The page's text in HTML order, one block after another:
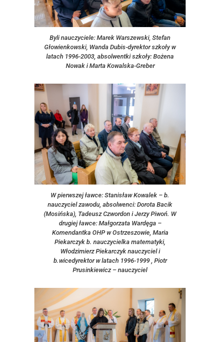
Byli nauczyciele: Marek Warszewski, Stefan
Głowienkowski, Wanda Dubis-dyrektor szkoły w
latach 1996-2003, absolwentki szkoły: Bożena
Nowak i Marta Kowalska-Greber
W pierwszej ławce: Stanisław Kowalek – b.
nauczyciel zawodu, absolwenci: Dorota Bacik
(Mosińska), Tadeusz Czwordon i Jerzy Piwoń. W
drugiej ławce: Małgorzata Wardęga –
Komendantka OHP w Ostrzeszowie, Maria
Piekarczyk b. nauczycielka matematyki,
Włodzimierz Piekarczyk nauczyciel i
b.wicedyrektor w latach 1996-1999 , Piotr
Prusinkiewicz – nauczyciel